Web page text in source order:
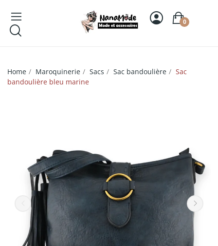
0
Home Maroquinerie Sacs Sac bandoulière
Sac
bandoulière bleu marine